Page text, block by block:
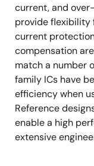
current, and
provide flexibility
current
compensation
match a number
family ICs have
efficiency when
Reference
enable a high
extensive